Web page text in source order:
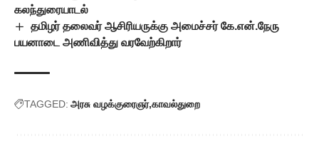
கலந்துரையாடல்
தமிழர் தலைவர் ஆசிரியருக்கு அமைச்சர் கே.என்.நேரு
பயனாடை அணிவித்து வரவேற்கிறார்
TAGGED: அரசு வழக்குரைஞர் காவல்துறை